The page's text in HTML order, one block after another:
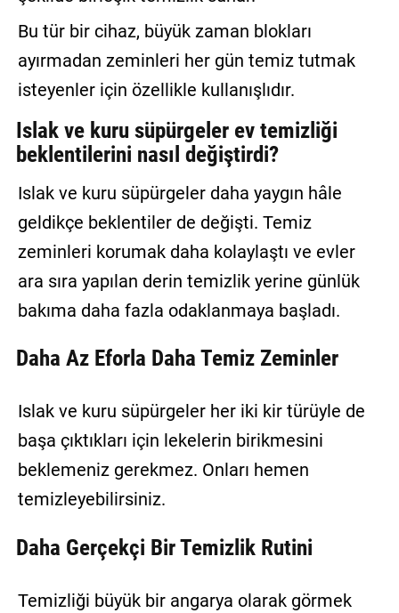
Bu tür bir cihaz, büyük zaman blokları
ayırmadan zeminleri her gün temiz tutmak
isteyenler için özellikle kullanışlıdır.
Islak ve kuru süpürgeler ev temizliği
beklentilerini nasıl değiştirdi?
Islak ve kuru süpürgeler daha yaygın hâle
geldikçe beklentiler de değişti. Temiz
zeminleri korumak daha kolaylaştı ve evler
ara sıra yapılan derin temizlik yerine günlük
bakıma daha fazla odaklanmaya başladı.
Daha Az Eforla Daha Temiz Zeminler
Islak ve kuru süpürgeler her iki kir türüyle de
başa çıktıkları için lekelerin birikmesini
beklemeniz gerekmez. Onları hemen
temizleyebilirsiniz.
Daha Gerçekçi Bir Temizlik Rutini
Temizliği büyük bir angarya olarak görmek